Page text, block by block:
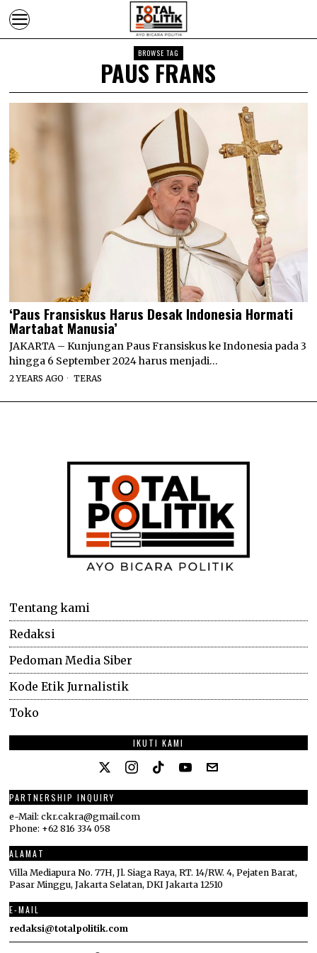
BROWSE TAG
PAUS FRANS
‘Paus Fransiskus Harus Desak Indonesia Hormati
Martabat Manusia’
JAKARTA – Kunjungan Paus Fransiskus ke Indonesia pada 3
hingga 6 September 2024 harus menjadi…
2 YEARS AGO TERAS
Tentang kami
Redaksi
Pedoman Media Siber
Kode Etik Jurnalistik
Toko
IKUTI KAMI
PARTNERSHIP INQUIRY
e-Mail: ckr.cakra@gmail.com
Phone: +62 816 334 058
ALAMAT
Villa Mediapura No. 77H, Jl. Siaga Raya, RT. 14/RW. 4, Pejaten Barat,
Pasar Minggu, Jakarta Selatan, DKI Jakarta 12510
E-MAIL
redaksi@totalpolitik.com